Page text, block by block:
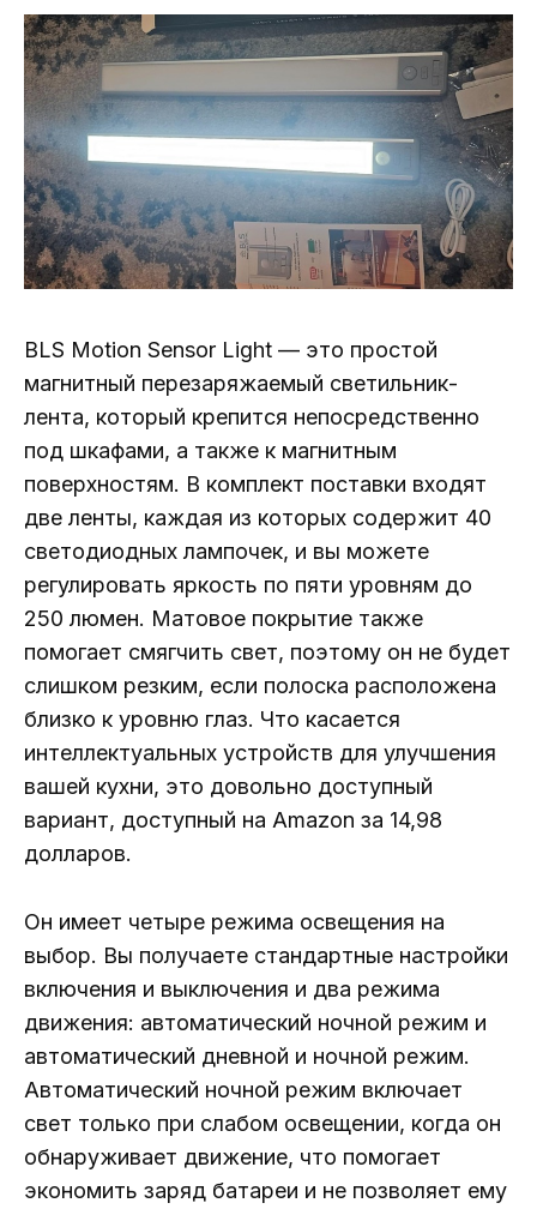
BLS Motion Sensor Light — это простой
магнитный перезаряжаемый светильник-
лента, который крепится непосредственно
под шкафами, а также к магнитным
поверхностям. В комплект поставки входят
две ленты, каждая из которых содержит 40
светодиодных лампочек, и вы можете
регулировать яркость по пяти уровням до
250 люмен. Матовое покрытие также
помогает смягчить свет, поэтому он не будет
слишком резким, если полоска расположена
близко к уровню глаз. Что касается
интеллектуальных устройств для улучшения
вашей кухни, это довольно доступный
вариант, доступный на Amazon за 14,98
долларов.
Он имеет четыре режима освещения на
выбор. Вы получаете стандартные настройки
включения и выключения и два режима
движения: автоматический ночной режим и
автоматический дневной и ночной режим.
Автоматический ночной режим включает
свет только при слабом освещении, когда он
обнаруживает движение, что помогает
экономить заряд батареи и не позволяет ему